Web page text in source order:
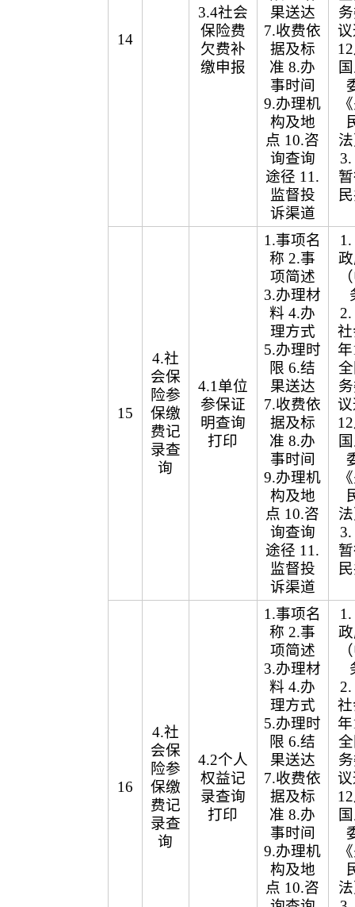
14
3.4社会
保险费
欠费补
缴申报
果送达
7.收费依
据及标
准 8.办
事时间
9.办理机
构及地
点 10.咨
询查询
途径 11.
监督投
诉渠道
15
4.社
会保
险参
保缴
费记
录查
询
4.1单位
参保证
明查询
打印
1.事项名
称 2.事
项简述
3.办理材
料 4.办
理方式
5.办理时
限 6.结
果送达
7.收费依
据及标
准 8.办
事时间
9.办理机
构及地
点 10.咨
询查询
途径 11.
监督投
诉渠道
16
4.社
会保
险参
保缴
费记
录查
询
4.2个人
权益记
录查询
打印
1.事项名
称 2.事
项简述
3.办理材
料 4.办
理方式
5.办理时
限 6.结
果送达
7.收费依
据及标
准 8.办
事时间
9.办理机
构及地
点 10.咨